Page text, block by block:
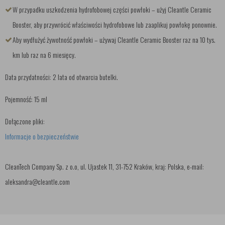
W przypadku uszkodzenia hydrofobowej części powłoki – użyj Cleantle Ceramic
Booster, aby przywrócić właściwości hydrofobowe lub zaaplikuj powłokę ponownie.
Aby wydłużyć żywotność powłoki – używaj Cleantle Ceramic Booster raz na 10 tys.
km lub raz na 6 miesięcy.
Data przydatności: 2 lata od otwarcia butelki.
Pojemność: 15 ml
Dołączone pliki:
Informacje o bezpieczeństwie
CleanTech Company Sp. z o.o, ul. Ujastek 11, 31-752 Kraków, kraj: Polska, e-mail:
aleksandra@cleantle.com